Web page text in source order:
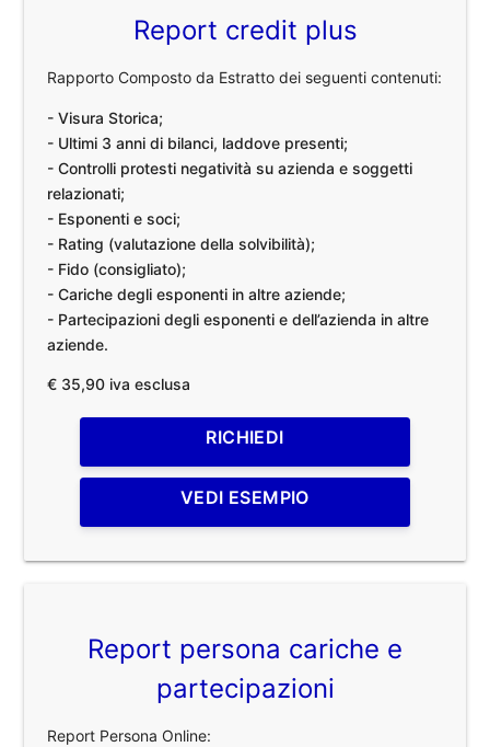
Report credit plus
Rapporto Composto da Estratto dei seguenti contenuti:
- Visura Storica;
- Ultimi 3 anni di bilanci, laddove presenti;
- Controlli protesti negatività su azienda e soggetti
relazionati;
- Esponenti e soci;
- Rating (valutazione della solvibilità);
- Fido (consigliato);
- Cariche degli esponenti in altre aziende;
- Partecipazioni degli esponenti e dell’azienda in altre
aziende.
€ 35,90 iva esclusa
RICHIEDI
VEDI ESEMPIO
Report persona cariche e
partecipazioni
Report Persona Online: